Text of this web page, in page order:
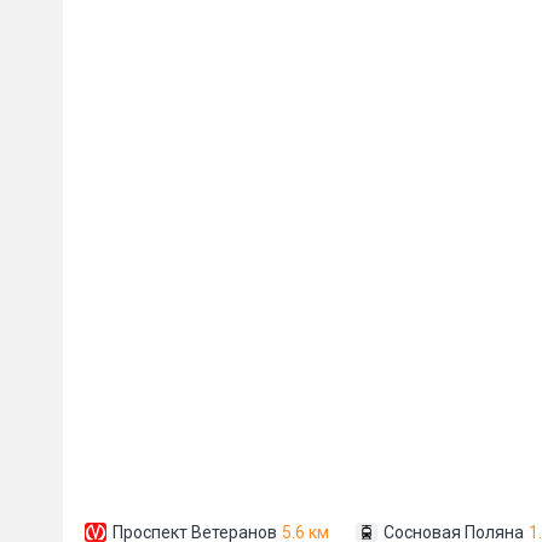
Проспект Ветеранов 5.6 км
Сосновая Поляна